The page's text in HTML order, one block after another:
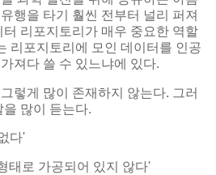
행을 타기 훨씬 전부터 널리 퍼져
리포지토리가 매우 중요한 역할
리포지토리에 모인 데이터를 인공
져다 쓸 수 있느냐에 있다.
렇게 많이 존재하지 않는다. 그러
많이 듣는다.
다'
태로 가공되어 있지 않다'